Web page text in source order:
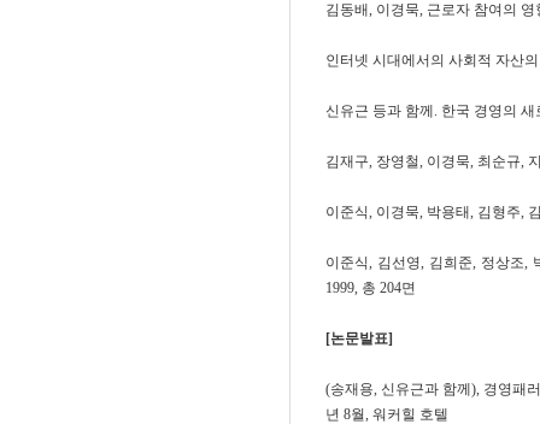
김동배, 이경묵, 근로자 참여의
인터넷 시대에서의 사회적 자산
신유근 등과 함께. 한국 경영의
김재구, 장영철, 이경묵, 최순규,
이준식, 이경묵, 박용태, 김형주,
이준식, 김선영, 김희준, 정상조,
1999, 총 204면
[논문발표]
(송재용, 신유근과 함께), 경영패
년 8월, 워커힐 호텔